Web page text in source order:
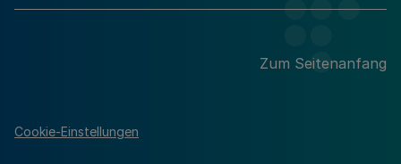
Zum Seitenanfang
Cookie-Einstellungen